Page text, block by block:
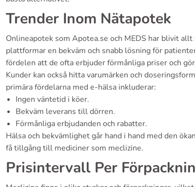
Trender Inom Nätapotek
Onlineapotek som Apotea.se och MEDS har blivit
plattformar en bekväm och snabb lösning för
fördelen att de ofta erbjuder förmånliga priser och
Kunder kan också hitta varumärken och
primära fördelarna med e-hälsa inkluderar:
Ingen väntetid i köer.
Bekväm leverans till dörren.
Förmånliga erbjudanden och rabatter.
Hälsa och bekvämlighet går hand i hand med den
få tillgång till mediciner som meclizine.
Prisintervall Per